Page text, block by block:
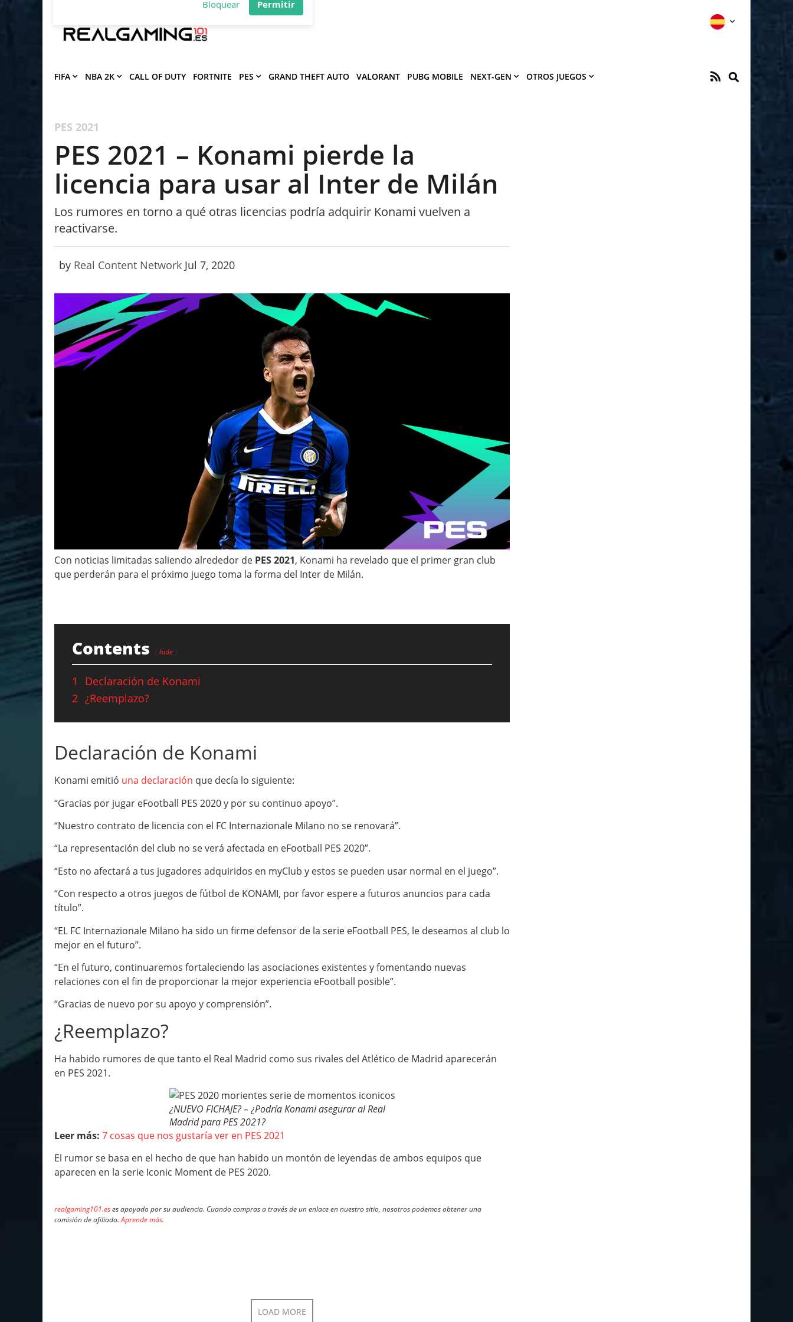
Deja que Gfinity Digital Network te envíe
notificaciones de los mejores artículos.
×
FIFA NBA 2K CALL OF DUTY FORTNITE PES GRAND THEFT AUTO VALORANT PUBG MOBILE NEXT-GEN OTROS JUEGOS
PES 2021
PES 2021 – Konami pierde la
licencia para usar al Inter de Milán
Los rumores en torno a qué otras licencias podría adquirir Konami vuelven a
reactivarse.
by Real Content Network Jul 7, 2020
Con noticias limitadas saliendo alrededor de PES 2021, Konami ha revelado que el primer gran club
que perderán para el próximo juego toma la forma del Inter de Milán.
Contents hide
1
Declaración de Konami
2 ¿Reemplazo?
Declaración de Konami
Konami emitió una declaración que decía lo siguiente:
“Gracias por jugar eFootball PES 2020 y por su continuo apoyo”.
“Nuestro contrato de licencia con el FC Internazionale Milano no se renovará”.
“La representación del club no se verá afectada en eFootball PES 2020”.
“Esto no afectará a tus jugadores adquiridos en myClub y estos se pueden usar normal en el juego”.
“Con respecto a otros juegos de fútbol de KONAMI, por favor espere a futuros anuncios para cada
título”.
“EL FC Internazionale Milano ha sido un firme defensor de la serie eFootball PES, le deseamos al club lo
mejor en el futuro”.
“En el futuro, continuaremos fortaleciendo las asociaciones existentes y fomentando nuevas
relaciones con el fin de proporcionar la mejor experiencia eFootball posible”.
“Gracias de nuevo por su apoyo y comprensión”.
¿Reemplazo?
Ha habido rumores de que tanto el Real Madrid como sus rivales del Atlético de Madrid aparecerán
en PES 2021.
¿NUEVO FICHAJE? – ¿Podría Konami asegurar al Real
Madrid para PES 2021?
Leer más: 7 cosas que nos gustaría ver en PES 2021
El rumor se basa en el hecho de que han habido un montón de leyendas de ambos equipos que
aparecen en la serie Iconic Moment de PES 2020.
realgaming101.eses apoyado por su audiencia. Cuando compras a través de un enlace en nuestro sitio, nosotros podemos obtener una
comisión de afiliado.Aprende más.
LOAD MORE